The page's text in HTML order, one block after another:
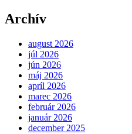
Archív
august 2026
júl 2026
jún 2026
máj 2026
apríl 2026
marec 2026
február 2026
január 2026
december 2025